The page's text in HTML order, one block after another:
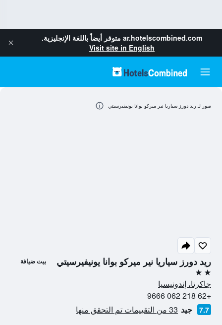
ar.hotelscombined.com متوفر أيضاً باللغة الإنجليزية.
Visit site in English
ريد دورز سياريا نير ميركو بوانا يونيفيرسيتي بيت ضيافة
2 نجمتين
جاكرتا، إندونيسيا
+62 218 062 9666
7.7 جيد 33 من التقييمات تم التحقق منها
صور لـ ريد دورز سياريا نير ميركو بوانا يونيفيرسيتي